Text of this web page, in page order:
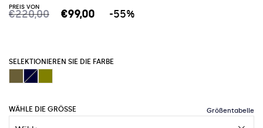
PREIS VON
€220,00 €99,00 -55%
SELEKTIONIEREN SIE DIE FARBE
WÄHLE DIE GRÖSSE